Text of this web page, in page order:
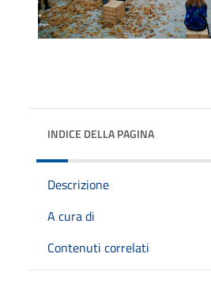
INDICE DELLA PAGINA
Descrizione
A cura di
Contenuti correlati